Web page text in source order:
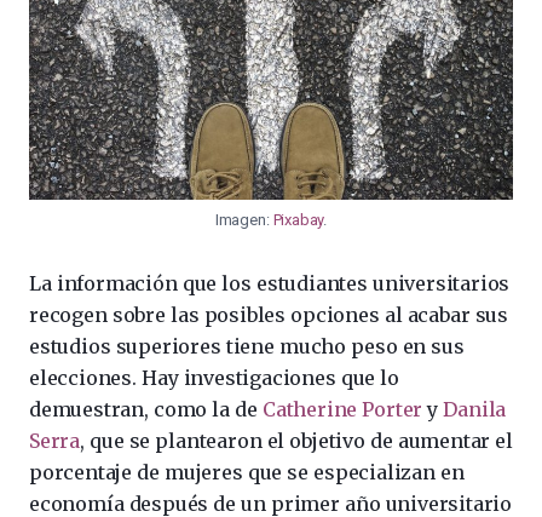
Imagen: Pixabay.
La información que los estudiantes universitarios
recogen sobre las posibles opciones al acabar sus
estudios superiores tiene mucho peso en sus
elecciones. Hay investigaciones que lo
demuestran, como la de Catherine Porter yDanila
Serra, que se plantearon el objetivo de aumentar el
porcentaje de mujeres que se especializan en
economía después de un primer año universitario